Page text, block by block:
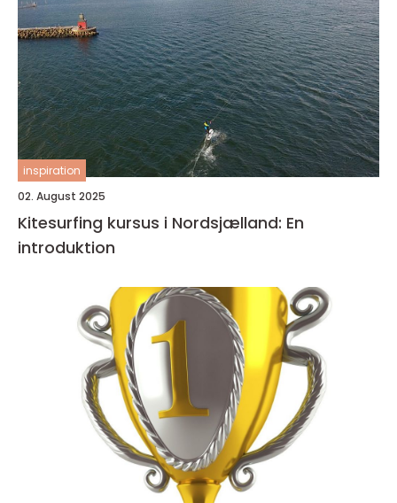
inspiration
02. August 2025
Kitesurfing kursus i Nordsjælland: En
introduktion